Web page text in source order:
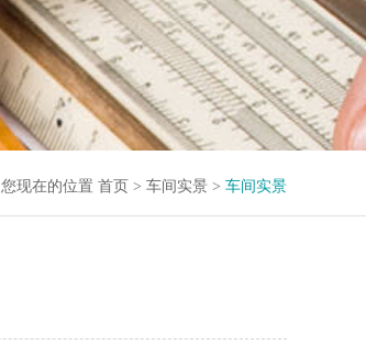
您现在的位置 首页 > 车间实景 > 车间实景